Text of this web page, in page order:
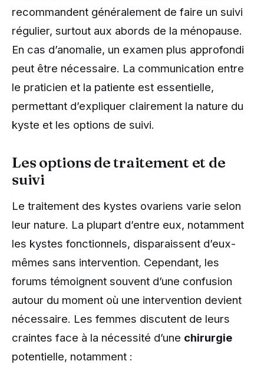
recommandent généralement de faire un suivi
régulier, surtout aux abords de la ménopause.
En cas d’anomalie, un examen plus approfondi
peut être nécessaire. La communication entre
le praticien et la patiente est essentielle,
permettant d’expliquer clairement la nature du
kyste et les options de suivi.
Les options de traitement et de
suivi
Le traitement des kystes ovariens varie selon
leur nature. La plupart d’entre eux, notamment
les kystes fonctionnels, disparaissent d’eux-
mêmes sans intervention. Cependant, les
forums témoignent souvent d’une confusion
autour du moment où une intervention devient
nécessaire. Les femmes discutent de leurs
craintes face à la nécessité d’une chirurgie
potentielle, notamment :